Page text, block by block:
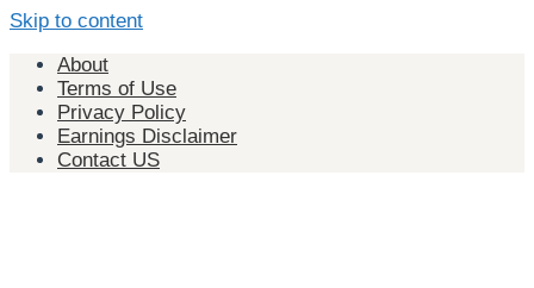
Skip to content
About
Terms of Use
Privacy Policy
Earnings Disclaimer
Contact US